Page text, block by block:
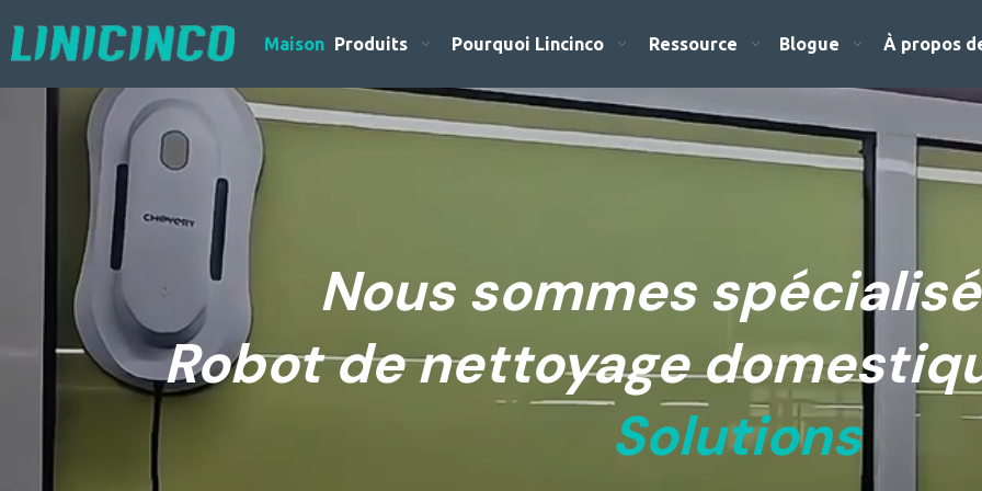
Maison Produits Pourquoi Lincinco Ressource Blogue À propos
Nous sommes
Robot de nettoyage
Solutions